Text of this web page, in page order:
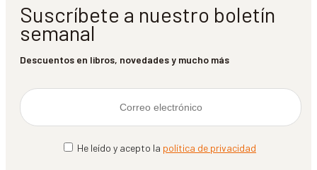
Suscríbete a nuestro boletín
semanal
Descuentos en libros, novedades y mucho más
He leído y acepto la política de privacidad